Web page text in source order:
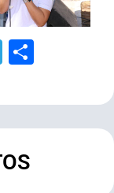
Telegram